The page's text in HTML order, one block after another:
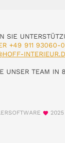
SIE
+49 911 93060-0
UNSER TEAM IN
2025